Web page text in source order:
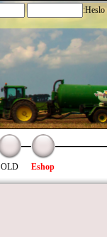
:Heslo
OLD Eshop